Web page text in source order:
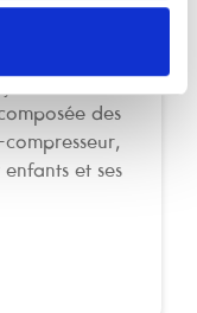
des
et ses